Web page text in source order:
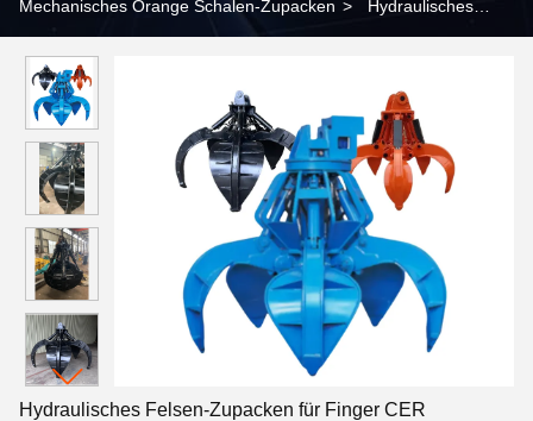
Mechanisches Orange Schalen-Zupacken > Hydraulisches
Hydraulisches Felsen-Zupacken für Finger CER